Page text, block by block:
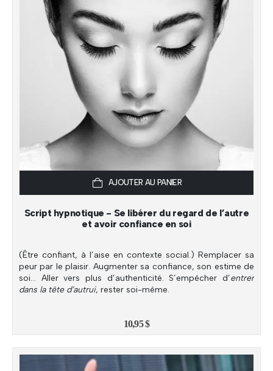
AJOUTER AU PANIER
Script hypnotique - Se libérer du regard de l’autre
et avoir confiance en soi
(Être confiant, à l’aise en contexte social.) Remplacer sa
peur par le plaisir. Augmenter sa confiance, son estime de
soi… Aller vers plus d’authenticité. S’empêcher d’entrer
dans la tête d’autrui, rester soi-même.
10,95$